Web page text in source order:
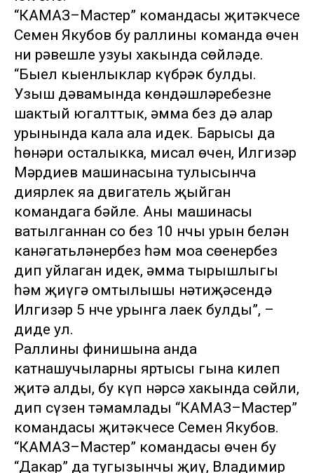
“КАМАЗ–Мастер” командасы җитәкчесе
Семен Якубов бу раллиның команда өчен
ни рәвешле узуы хакында сөйләде.
“Быел кыенлыклар күбрәк булды.
Узыш дәвамында көндәшләребезне
шактый югалттык, әмма без дә алар
урынында кала ала идек. Барысы да
һөнәри осталыкка, мисал өчен, Илгизәр
Мәрдиев машинасына тулысынча
диярлек яңа двигатель җыйган
командага бәйле. Аның машинасы
ватылганнан соң без 10 нчы урын белән
канәгатьләнербез һәм моңа сөенербез
дип уйлаган идек, әмма тырышлыгы
һәм җиңүгә омтылышы нәтиҗәсендә
Илгизәр 5 нче урынга лаек булды”, –
диде ул.
Раллиның финишына анда
катнашучыларның яртысы гына килеп
җитә алды, бу күп нәрсә хакында сөйли,
дип сүзен тәмамлады “КАМАЗ–Мастер”
командасы җитәкчесе Семен Якубов.
“КАМАЗ–Мастер” командасы өчен бу
“Дакар” да тугызынчы җиңү, Владимир